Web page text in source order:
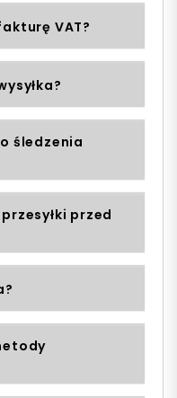
VAT?
śledzenia
przed